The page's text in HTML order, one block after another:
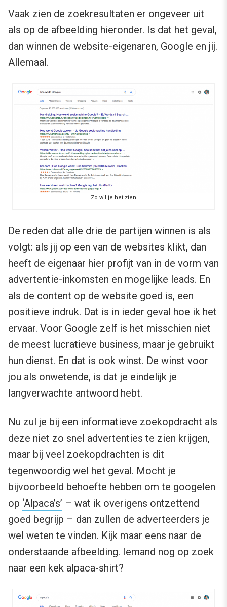
Vaak zien de zoekresultaten er ongeveer uit
als op de afbeelding hieronder. Is dat het geval,
dan winnen de website-eigenaren, Google en jij.
Allemaal.
Zo wil je het zien
De reden dat alle drie de partijen winnen is als
volgt: als jij op een van de websites klikt, dan
heeft de eigenaar hier profijt van in de vorm van
advertentie-inkomsten en mogelijke leads. En
als de content op de website goed is, een
positieve indruk. Dat is in ieder geval hoe ik het
ervaar. Voor Google zelf is het misschien niet
de meest lucratieve business, maar je gebruikt
hun dienst. En dat is ook winst. De winst voor
jou als onwetende, is dat je eindelijk je
langverwachte antwoord hebt.
Nu zul je bij een informatieve zoekopdracht als
deze niet zo snel advertenties te zien krijgen,
maar bij veel zoekopdrachten is dit
tegenwoordig wel het geval. Mocht je
bijvoorbeeld behoefte hebben om te googelen
op ‘Alpaca’s’ – wat ik overigens ontzettend
goed begrijp – dan zullen de adverteerders je
wel weten te vinden. Kijk maar eens naar de
onderstaande afbeelding. Iemand nog op zoek
naar een kek alpaca-shirt?